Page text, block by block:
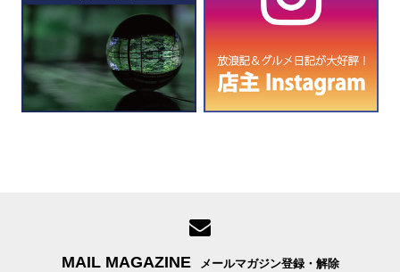
MAIL MAGAZINE メールマガジン登録・解除